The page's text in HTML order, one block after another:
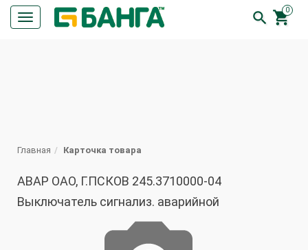
Кнопка
меню
0


Главная Карточка товара
АВАР ОАО, Г.ПСКОВ 245.3710000-04
Выключатель сигнализ. аварийной